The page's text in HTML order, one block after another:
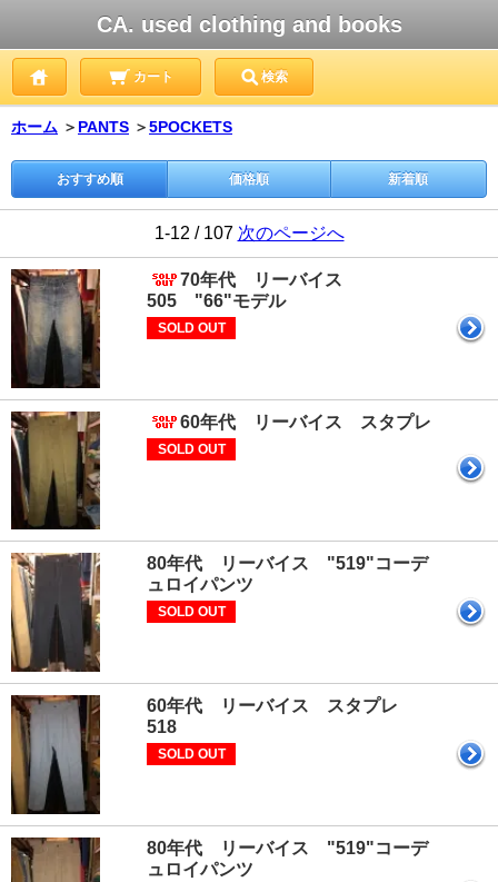
CA. used clothing and books
カート 検索
ホーム ＞ PANTS ＞5POCKETS
おすすめ順 価格順 新着順
1-12 / 107 次のページへ
70年代 リーバイス
505 "66"モデル
SOLD OUT
60年代 リーバイス スタプレ
SOLD OUT
80年代 リーバイス "519"コーデ
ュロイパンツ
SOLD OUT
60年代 リーバイス スタプレ
518
SOLD OUT
80年代 リーバイス "519"コーデ
ュロイパンツ